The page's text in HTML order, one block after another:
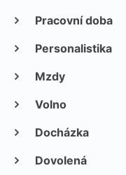
Pracovní doba
Personalistika
Mzdy
Volno
Docházka
Dovolená